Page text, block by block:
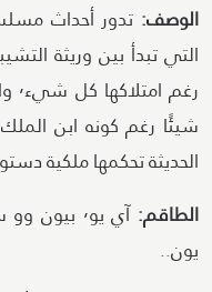
الوصف:تدور أحداث
شيئًا رغم كونه ابن
الحديثة تحكمها ملكية
الطاقم:
يون..